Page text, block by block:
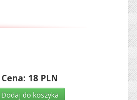
Cena: 18 PLN
Dodaj do koszyka